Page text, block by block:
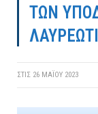
ΤΩΝ
ΣΤΙΣ 26 ΜΑΪ́ΟΥ 2023